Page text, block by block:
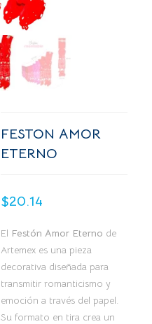
FESTON AMOR
ETERNO
$20.14
El Festón Amor Eterno de
Artemex es una pieza
decorativa diseñada para
transmitir romanticismo y
emoción a través del papel.
Su formato en tira crea un